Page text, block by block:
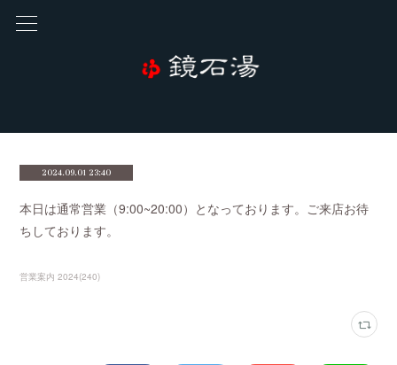
2024.09.01 23:40
本日は通常営業（9:00~20:00）となっております。ご来店お待
ちしております。
営業案内 2024(240)